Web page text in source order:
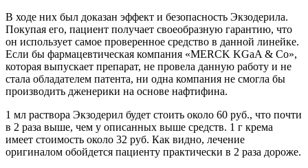
В ходе них был доказан эффект и безопасность Экзодерила.
Покупая его, пациент получает своеобразную гарантию, что
он использует самое проверенное средство в данной линейке.
Если бы фармацевтическая компания «MERCK KGaA & Co»,
которая выпускает препарат, не провела данную работу и не
стала обладателем патента, ни одна компания не смогла бы
производить дженерики на основе нафтифина.
1 мл раствора Экзодерил будет стоить около 60 руб., что почти
в 2 раза выше, чем у описанных выше средств. 1 г крема
имеет стоимость около 32 руб. Как видно, лечение
оригиналом обойдется пациенту практически в 2 раза дороже.